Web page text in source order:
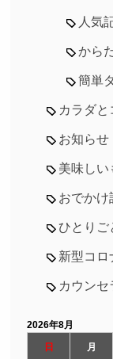
人気
から
簡単
カラダと
お知らせ
美味しい
おでかけ
ひとりご
新型コロ
カウン
2026年8月
日
月